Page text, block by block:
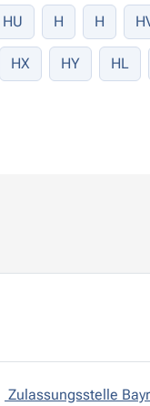
HU H H
HX HY HL
Zulassungsstelle